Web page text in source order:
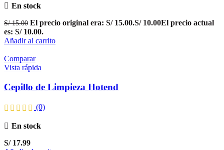
En stock
S/15.00 El precio original era: S/ 15.00.S/10.00El precio actual
es: S/ 10.00.
Añadir al carrito
Comparar
Vista rápida
Cepillo de Limpieza Hotend
(0)
En stock
S/17.99